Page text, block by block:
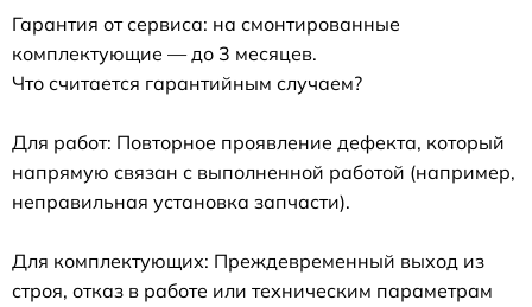
Гарантия от сервиса: на смонтированные
комплектующие — до 3 месяцев.
Что считается гарантийным случаем?
Для работ: Повторное проявление дефекта, который
напрямую связан с выполненной работой (например,
неправильная установка запчасти).
Для комплектующих: Преждевременный выход из
строя, отказ в работе или техническим параметрам